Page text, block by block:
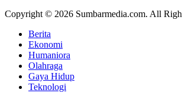
Copyright © 2026 Sumbarmedia.com. All
Berita
Ekonomi
Humaniora
Olahraga
Gaya Hidup
Teknologi